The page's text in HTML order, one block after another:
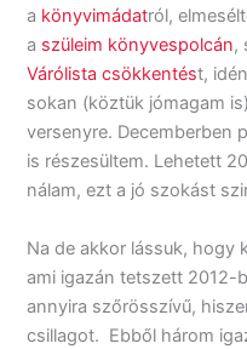
a könyvimádatról,
a szüleim könyvespolcán,
Várólista csökkentést,
sokan (köztük jómagam
versenyre. Decemberben
is részesültem. Lehetett
nálam, ezt a jó szokást
Na de akkor lássuk, hogy
ami igazán tetszett 2012-
annyira szőrösszívű,
csillagot. Ebből három